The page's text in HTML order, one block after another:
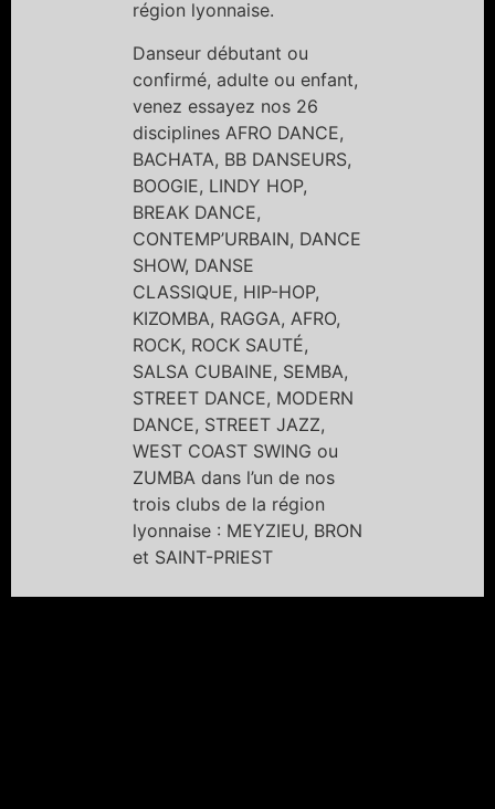
région lyonnaise.
Danseur débutant ou
confirmé, adulte ou enfant,
venez essayez nos 26
disciplines AFRO DANCE,
BACHATA, BB DANSEURS,
BOOGIE, LINDY HOP,
BREAK DANCE,
CONTEMP’URBAIN, DANCE
SHOW, DANSE
CLASSIQUE, HIP-HOP,
KIZOMBA, RAGGA, AFRO,
ROCK, ROCK SAUTÉ,
SALSA CUBAINE, SEMBA,
STREET DANCE, MODERN
DANCE, STREET JAZZ,
WEST COAST SWING ou
ZUMBA dans l’un de nos
trois clubs de la région
lyonnaise : MEYZIEU, BRON
et SAINT-PRIEST